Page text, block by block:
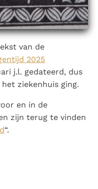
zowel een gave als
ons de noodzaak om
belangrijke
Rooms
beschikbaar
donaties.
van de
2025
j.l. gedateerd, dus
ziekenhuis ging.
en in de
zijn terug te vinden
“.